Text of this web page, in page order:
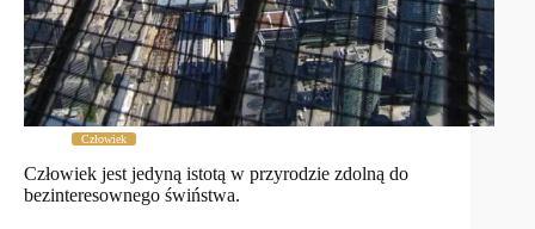
Człowiek
Człowiek jest jedyną istotą w przyrodzie zdolną do
bezinteresownego świństwa.